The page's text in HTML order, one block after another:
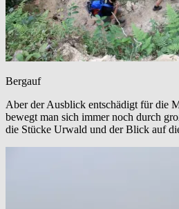
Bergauf
Aber der Ausblick entschädigt für die
bewegt man sich immer noch durch
die Stücke Urwald und der Blick auf